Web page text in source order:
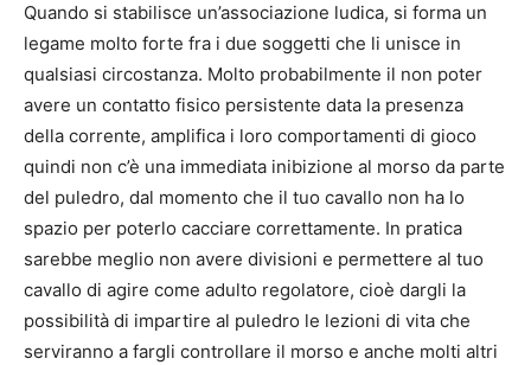
Quando si stabilisce un’associazione ludica, si forma un
legame molto forte fra i due soggetti che li unisce in
qualsiasi circostanza. Molto probabilmente il non poter
avere un contatto fisico persistente data la presenza
della corrente, amplifica i loro comportamenti di gioco
quindi non c’è una immediata inibizione al morso da parte
del puledro, dal momento che il tuo cavallo non ha lo
spazio per poterlo cacciare correttamente. In pratica
sarebbe meglio non avere divisioni e permettere al tuo
cavallo di agire come adulto regolatore, cioè dargli la
possibilità di impartire al puledro le lezioni di vita che
serviranno a fargli controllare il morso e anche molti altri